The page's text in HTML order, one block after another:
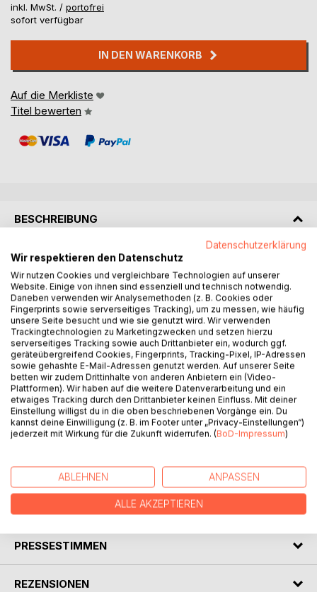
inkl. MwSt. / portofrei
sofort verfügbar
IN DEN WARENKORB
Auf die Merkliste
Titel bewerten
BESCHREIBUNG
Wörter kommen und gehen. Fand vor einigen Jahrzehnten
der Computer seinen Einzug in das Alltagsleben und damit
auch in den allgemeinen Sprachgebrauch, ging dies einher
damit, dass der Begriff Schreibmaschine immer seltener
gebraucht wurde, weil dieses Gerät auch immer seltener
zum Einsatz kam. Dieses Buch gibt nun all den Wörtern eine
Heimstatt, die schon mehr oder weniger verschwunden
sind oder die gerade dabei sind, zu verschwinden.
Insgesamt 777 Begriffe hat der Autor zusammengetragen,
von denen sicher viele bekannt sind, die aber im Alltag
immer seltener verwendet werden. Und für den Fall, dass
doch einmal ein Wort in diesem Buch bereits unbekannt
sein sollte, gibt es zu jedem Begriff auch einen kurzen
Wortes. Retten Sie alte Wörter, bevor sie aussterben.
PRESSESTIMMEN
REZENSIONEN
Datenschutzerklärung
Wir respektieren den Datenschutz
Wir nutzen Cookies und vergleichbare Technologien auf unserer
Website. Einige von ihnen sind essenziell und technisch notwendig.
Daneben verwenden wir Analysemethoden (z. B. Cookies oder
Fingerprints sowie serverseitiges Tracking), um zu messen, wie häufig
unsere Seite besucht und wie sie genutzt wird. Wir verwenden
Trackingtechnologien zu Marketingzwecken und setzen hierzu
serverseitiges Tracking sowie auch Drittanbieter ein, wodurch ggf.
geräteübergreifend Cookies, Fingerprints, Tracking-Pixel, IP-Adressen
sowie gehashte E-Mail-Adressen genutzt werden. Auf unserer Seite
betten wir zudem Drittinhalte von anderen Anbietern ein (Video-
Plattformen). Wir haben auf die weitere Datenverarbeitung und ein
etwaiges Tracking durch den Drittanbieter keinen Einfluss. Mit deiner
Einstellung willigst du in die oben beschriebenen Vorgänge ein. Du
kannst deine Einwilligung (z. B. im Footer unter „Privacy-Einstellungen“)
jederzeit mit Wirkung für die Zukunft widerrufen. (BoD-Impressum)
ABLEHNEN ANPASSEN
ALLE AKZEPTIEREN